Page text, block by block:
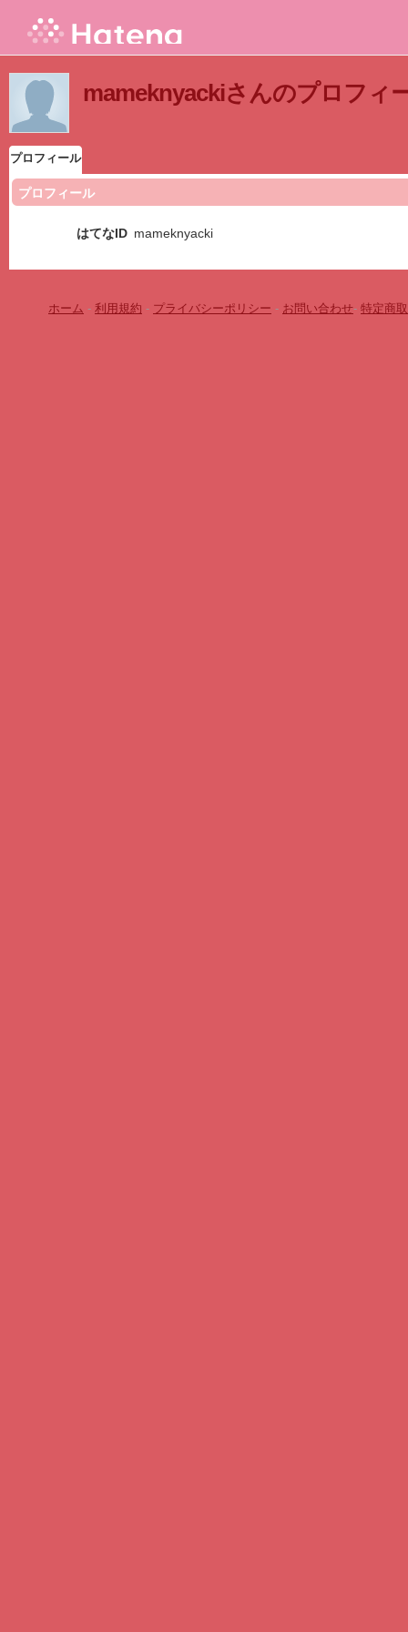
mameknyackiさんのプロフィ
プロフィール
プロフィール
はてなID mameknyacki
ホーム - 利用規約 - プライバシーポリシー - お問い合わせ- 特定商